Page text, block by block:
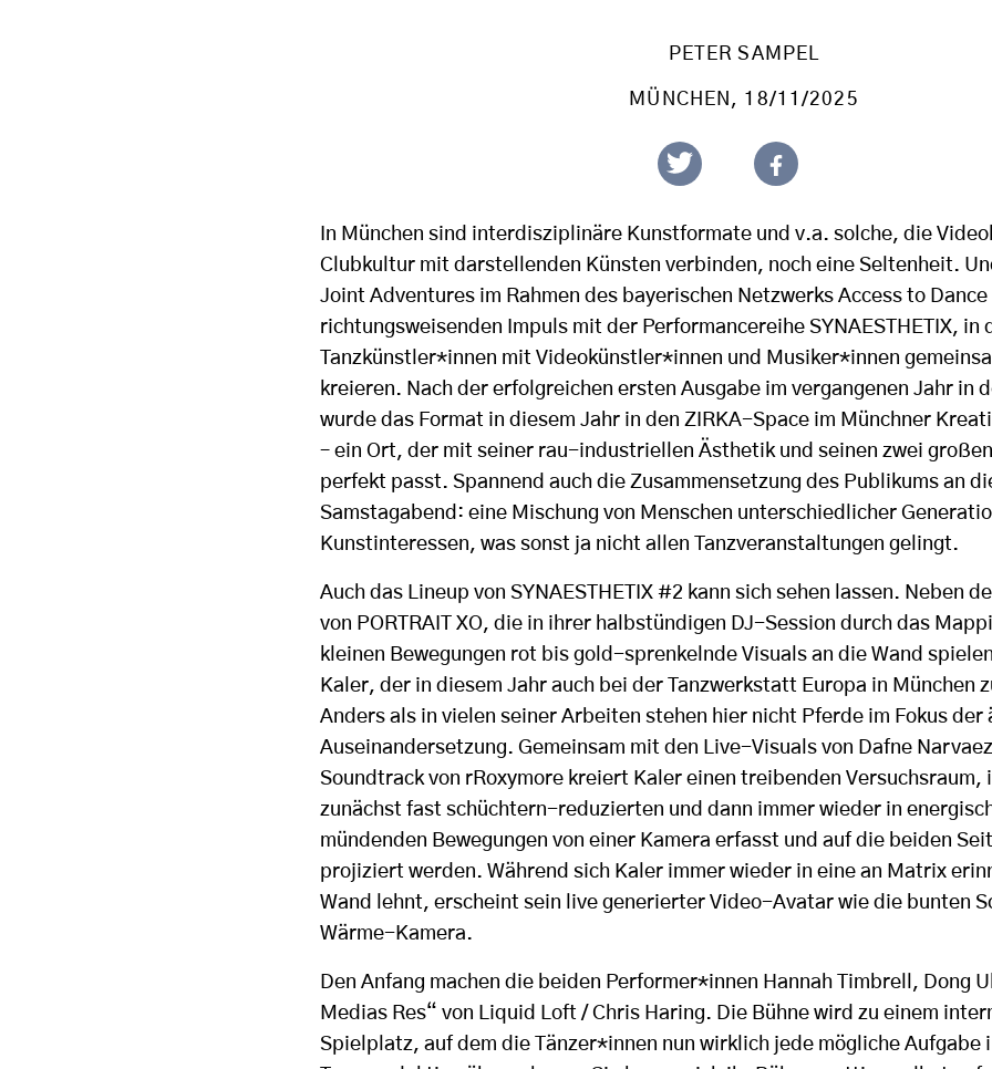
PETER SAMPEL
MÜNCHEN , 18/11/2025
In München sind interdisziplinäre Kunstformate und v.a. solche, die
Clubkultur mit darstellenden Künsten verbinden, noch eine Seltenheit.
Joint Adventures im Rahmen des bayerischen Netzwerks Access to Dance
richtungsweisenden Impuls mit der Performancereihe SYNAESTHETIX, in
Tanzkünstler*innen mit Videokünstler*innen und Musiker*innen
kreieren. Nach der erfolgreichen ersten Ausgabe im vergangenen Jahr in
wurde das Format in diesem Jahr in den ZIRKA-Space im Münchner
– ein Ort, der mit seiner rau-industriellen Ästhetik und seinen zwei
perfekt passt. Spannend auch die Zusammensetzung des Publikums an
Samstagabend: eine Mischung von Menschen unterschiedlicher
Kunstinteressen, was sonst ja nicht allen Tanzveranstaltungen gelingt.
Auch das Lineup von SYNAESTHETIX #2 kann sich sehen lassen. Neben
von PORTRAIT XO, die in ihrer halbstündigen DJ-Session durch das
kleinen Bewegungen rot bis gold-sprenkelnde Visuals an die Wand
Kaler, der in diesem Jahr auch bei der Tanzwerkstatt Europa in München
Anders als in vielen seiner Arbeiten stehen hier nicht Pferde im Fokus der
Auseinandersetzung. Gemeinsam mit den Live-Visuals von Dafne
Soundtrack von rRoxymore kreiert Kaler einen treibenden Versuchsraum,
zunächst fast schüchtern-reduzierten und dann immer wieder in
mündenden Bewegungen von einer Kamera erfasst und auf die beiden
projiziert werden. Während sich Kaler immer wieder in eine an Matrix
Wand lehnt, erscheint sein live generierter Video-Avatar wie die bunten
Wärme-Kamera.
Den Anfang machen die beiden Performer*innen Hannah Timbrell, Dong
Medias Res“ von Liquid Loft / Chris Haring. Die Bühne wird zu einem
Spielplatz, auf dem die Tänzer*innen nun wirklich jede mögliche Aufgabe